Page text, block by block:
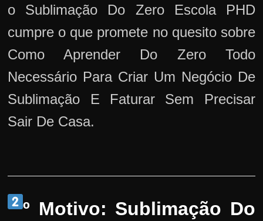
o Sublimação Do Zero Escola PHD
cumpre o que promete no quesito sobre
Como Aprender Do Zero Todo
Necessário Para Criar Um Negócio De
Sublimação E Faturar Sem Precisar
Sair De Casa.
º Motivo: Sublimação Do